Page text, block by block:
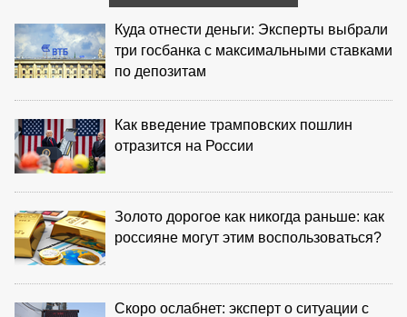
Куда отнести деньги: Эксперты выбрали
три госбанка с максимальными ставками
по депозитам
Как введение трамповских пошлин
отразится на России
Золото дорогое как никогда раньше: как
россияне могут этим воспользоваться?
Скоро ослабнет: эксперт о ситуации с